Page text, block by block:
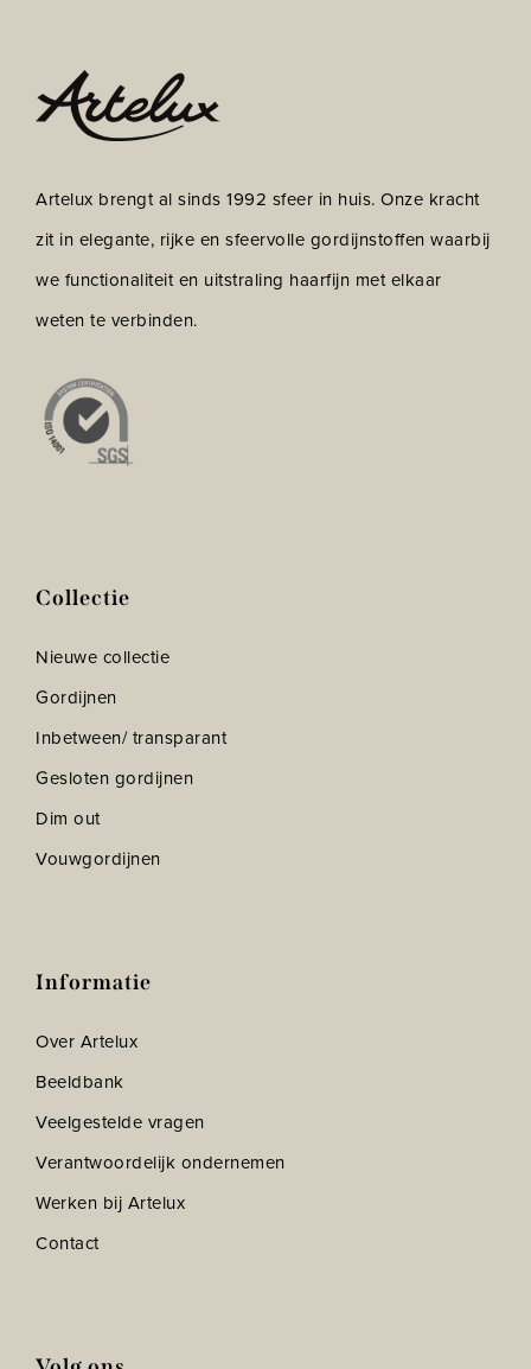
Artelux brengt al sinds 1992 sfeer in huis. Onze kracht
zit in elegante, rijke en sfeervolle gordijnstoffen waarbij
we functionaliteit en uitstraling haarfijn met elkaar
weten te verbinden.
Collectie
Nieuwe collectie
Gordijnen
Inbetween/ transparant
Gesloten gordijnen
Dim out
Vouwgordijnen
Informatie
Over Artelux
Beeldbank
Veelgestelde vragen
Verantwoordelijk ondernemen
Werken bij Artelux
Contact